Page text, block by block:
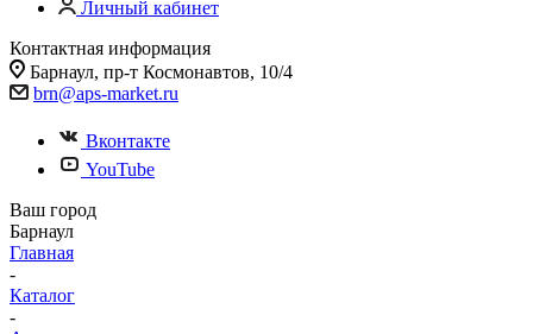
Личный кабинет
Контактная информация
Барнаул, пр-т Космонавтов, 10/4
brn@aps-market.ru
Вконтакте
YouTube
Ваш город
Барнаул
Главная
-
Каталог
-